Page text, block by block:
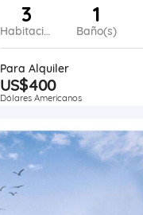
3
Habitaciones
1
Baño(s)
Para Alquiler
US$400
Dólares Americanos